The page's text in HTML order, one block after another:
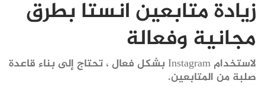
زيادة متابعين انستا بطرق
مجانية وفعالة
لاستخدام Instagram بشكل فعال ، تحتاج إلى بناء قاعدة
صلبة من المتابعين.